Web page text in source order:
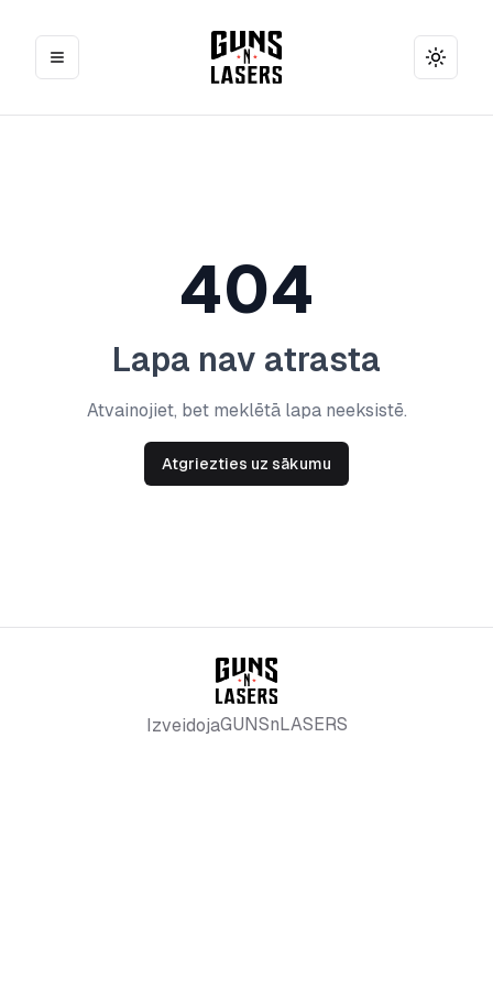
Toggle
404
Lapa nav atrasta
Atvainojiet, bet meklētā lapa neeksistē.
Atgriezties uz sākumu
IzveidojaGUNSnLASERS